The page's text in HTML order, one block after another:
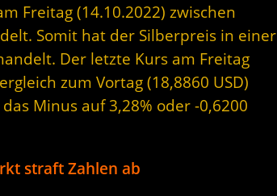
Freitag (14.10.2022) zwischen
Somit hat der Silberpreis in einer
Der letzte Kurs am Freitag
zum Vortag (18,8860 USD)
Minus auf 3,28% oder -0,6200
straft Zahlen ab